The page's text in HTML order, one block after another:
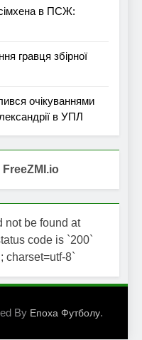
в ПСЖ:
гравця збірної
очікуваннями
в УПЛ
FreeZMI.io
not be found at
code is `200`
charset=utf-8`
By Епоха Футболу.